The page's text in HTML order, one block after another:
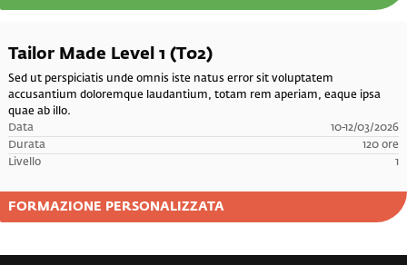
Tailor Made Level 1 (T02)
Sed ut perspiciatis unde omnis iste natus error sit voluptatem
accusantium doloremque laudantium, totam rem aperiam, eaque ipsa
quae ab illo.
Data
10-12/03/2026
Durata
120 ore
Livello
1
FORMAZIONE PERSONALIZZATA